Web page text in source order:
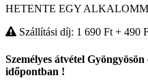
HETENTE EGY
Szállítási díj: 1 690 Ft + 490
Személyes átvétel
időpontban !